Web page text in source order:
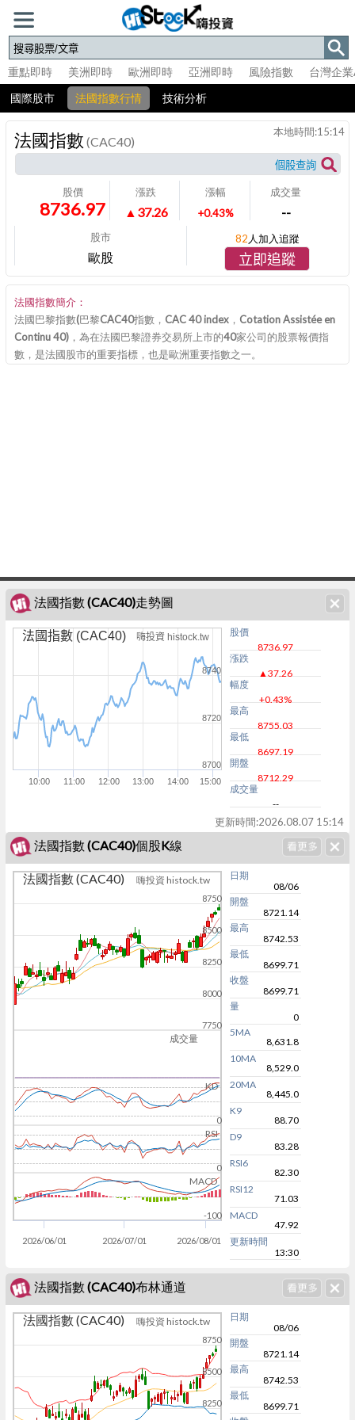
重點即時 美洲即時 歐洲即時 亞洲即時 風險指數
台灣企
國際股市
法國指數行情 技術分析
法國指數 (CAC40)
股價
8736.97
漲跌
▲37.26
漲幅
+0.43%
成交量
--
股市
歐股
本地時間:15:14
82 人加入追蹤
立即追蹤
法國指數簡介：
法國巴黎指數(巴黎CAC40指數，CAC 40 index，Cotation Assistée en
Continu 40)，為在法國巴黎證券交易所上市的40家公司的股票報價指
數，是法國股市的重要指標，也是歐洲重要指數之一。
法國指數 (CAC40)走勢圖
法國指數 (CAC40) 嗨投資 histock.tw
10:00 11:00 12:00 13:00 14:00 15:00
8700
8720
8740
股價
8736.97
漲跌
▲37.26
幅度
+0.43%
最高
8755.03
最低
8697.19
開盤
8712.29
成交量
--
更新時間:2026.08.07 15:14
法國指數 (CAC40)個股K線
成交量
KD
RSI
MACD
法國指數 (CAC40) 嗨投資 histock.tw
2026/06/01 2026/07/01 2026/08/01
7750
8000
8250
8500
8750
0
0
-100
日期
08/06
開盤
8721.14
最高
8742.53
最低
8699.71
收盤
8699.71
量
0
5MA
8,631.8
10MA
8,529.0
20MA
8,445.0
K9
88.70
D9
83.28
RSI6
82.30
RSI12
71.03
MACD
47.92
更新時間
13:30
法國指數 (CAC40)布林通道
法國指數 (CAC40) 嗨投資 histock.tw
8250
8500
8750
日期
08/06
開盤
8721.14
最高
8742.53
最低
8699.71